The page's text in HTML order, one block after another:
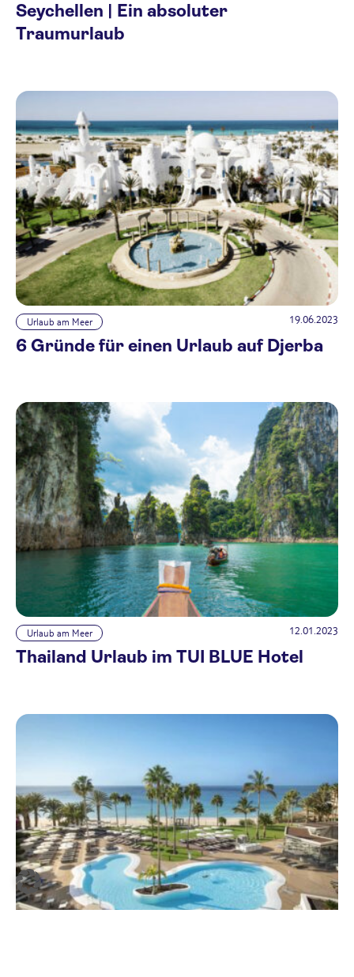
Seychellen | Ein absoluter
Traumurlaub
Urlaub am Meer 19.06.2023
6 Gründe für einen Urlaub auf Djerba
Urlaub am Meer 12.01.2023
Thailand Urlaub im TUI BLUE Hotel